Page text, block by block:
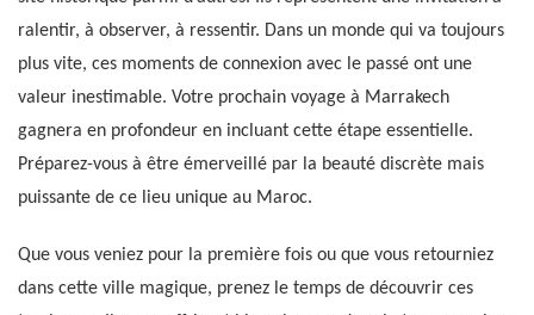
ralentir, à observer, à ressentir. Dans un monde qui va toujours
plus vite, ces moments de connexion avec le passé ont une
valeur inestimable. Votre prochain voyage à Marrakech
gagnera en profondeur en incluant cette étape essentielle.
Préparez-vous à être émerveillé par la beauté discrète mais
puissante de ce lieu unique au Maroc.
Que vous veniez pour la première fois ou que vous retourniez
dans cette ville magique, prenez le temps de découvrir ces